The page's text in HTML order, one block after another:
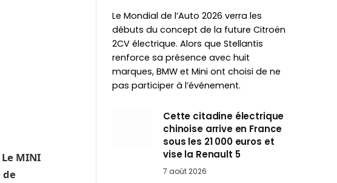
MINI
de
Le Mondial de l’Auto 2026 verra les
débuts du concept de la future Citroën
2CV électrique. Alors que Stellantis
renforce sa présence avec huit
marques, BMW et Mini ont choisi de ne
pas participer à l’événement.
Cette citadine électrique
chinoise arrive en France
sous les 21 000 euros et
vise la Renault 5
7 août 2026